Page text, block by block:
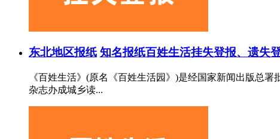
东北地区报纸 知名报纸百姓生活挂失登报、遗失
《百姓生活》(原名《百姓生活园》)是经国家新闻出版总
杂志办成城乡读...